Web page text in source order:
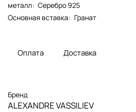
металл: Серебро 925
Основная вставка: Гранат
Оплата Доставка
Бренд
ALEXANDRE VASSILIEV